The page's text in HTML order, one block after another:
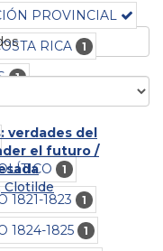
PROVINCIAL
RICA 1
1
1
1821-1823 1
1824-1825 1
verdades del
el futuro /
Clotilde